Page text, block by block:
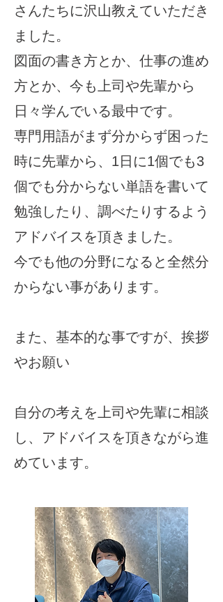
さんたちに沢山教えていただき
ました。
図面の書き方とか、仕事の進め
方とか、今も上司や先輩から
日々学んでいる最中です。
専門用語がまず分からず困った
時に先輩から、1日に1個でも3
個でも分からない単語を書いて
勉強したり、調べたりするよう
アドバイスを頂きました。
今でも他の分野になると全然分
からない事があります。
また、基本的な事ですが、挨拶
やお願い
自分の考えを上司や先輩に相談
し、アドバイスを頂きながら進
めています。